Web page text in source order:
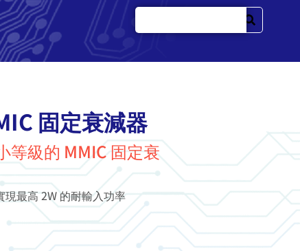
固定衰減器
等級的 MMIC 固定衰
最高 2W 的耐輸入功率